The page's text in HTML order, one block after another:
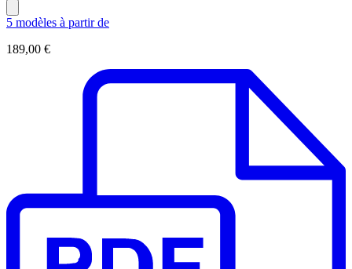
5 modèles à partir de
189,00 €